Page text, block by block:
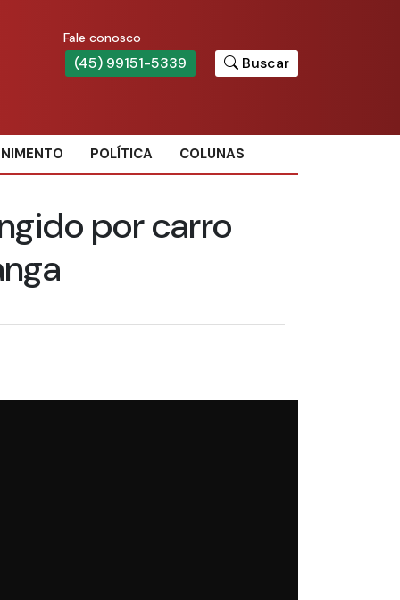
Fale conosco
(45) 99151-5339 Buscar
POLÍTICA COLUNAS
por carro